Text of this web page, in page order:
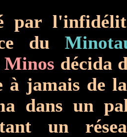
par
du
Minos décida
à jamais de
dans un
un